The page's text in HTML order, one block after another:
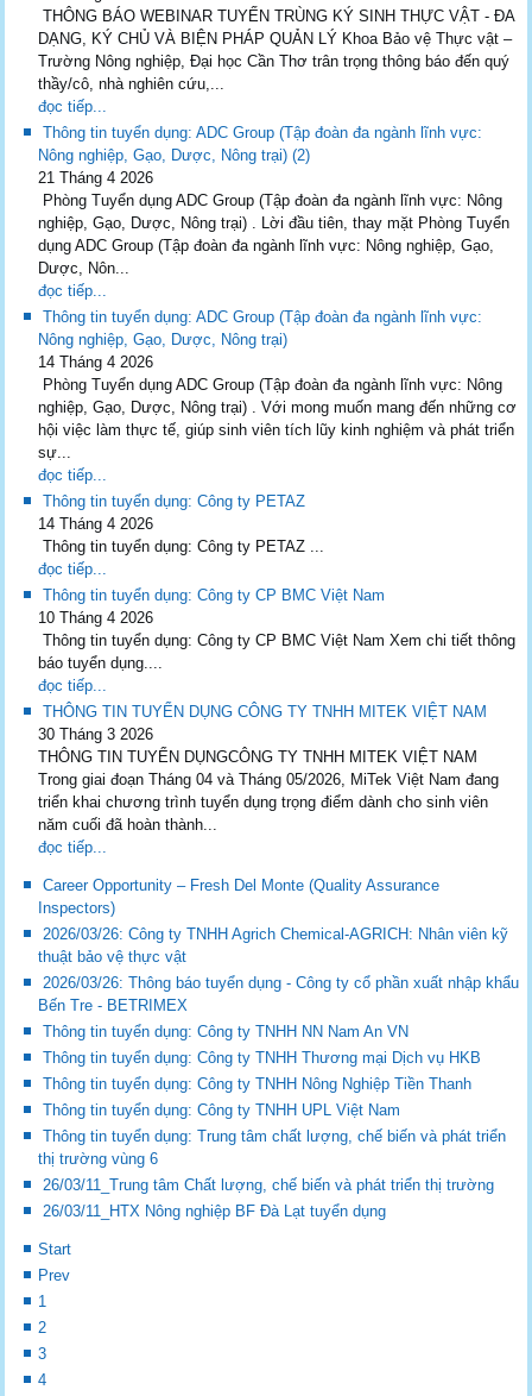
THÔNG BÁO WEBINAR TUYẾN TRÙNG KÝ SINH THỰC VẬT - ĐA
DẠNG, KÝ CHỦ VÀ BIỆN PHÁP QUẢN LÝ Khoa Bảo vệ Thực vật –
Trường Nông nghiệp, Đại học Cần Thơ trân trọng thông báo đến quý
thầy/cô, nhà nghiên cứu,...
đọc tiếp...
Thông tin tuyển dụng: ADC Group (Tập đoàn đa ngành lĩnh vực:
Nông nghiệp, Gạo, Dược, Nông trại) (2)
21 Tháng 4 2026
Phòng Tuyển dụng ADC Group (Tập đoàn đa ngành lĩnh vực: Nông
nghiệp, Gạo, Dược, Nông trại) . Lời đầu tiên, thay mặt Phòng Tuyển
dụng ADC Group (Tập đoàn đa ngành lĩnh vực: Nông nghiệp, Gạo,
Dược, Nôn...
đọc tiếp...
Thông tin tuyển dụng: ADC Group (Tập đoàn đa ngành lĩnh vực:
Nông nghiệp, Gạo, Dược, Nông trại)
14 Tháng 4 2026
Phòng Tuyển dụng ADC Group (Tập đoàn đa ngành lĩnh vực: Nông
nghiệp, Gạo, Dược, Nông trại) . Với mong muốn mang đến những cơ
hội việc làm thực tế, giúp sinh viên tích lũy kinh nghiệm và phát triển
sự...
đọc tiếp...
Thông tin tuyển dụng: Công ty PETAZ
14 Tháng 4 2026
Thông tin tuyển dụng: Công ty PETAZ ...
đọc tiếp...
Thông tin tuyển dụng: Công ty CP BMC Việt Nam
10 Tháng 4 2026
Thông tin tuyển dụng: Công ty CP BMC Việt Nam Xem chi tiết thông
báo tuyển dụng....
đọc tiếp...
THÔNG TIN TUYỂN DỤNG CÔNG TY TNHH MITEK VIỆT NAM
30 Tháng 3 2026
THÔNG TIN TUYỂN DỤNGCÔNG TY TNHH MITEK VIỆT NAM
Trong giai đoạn Tháng 04 và Tháng 05/2026, MiTek Việt Nam đang
triển khai chương trình tuyển dụng trọng điểm dành cho sinh viên
năm cuối đã hoàn thành...
đọc tiếp...
Career Opportunity – Fresh Del Monte (Quality Assurance
Inspectors)
2026/03/26: Công ty TNHH Agrich Chemical-AGRICH: Nhân viên kỹ
thuật bảo vệ thực vật
2026/03/26: Thông báo tuyển dụng - Công ty cổ phần xuất nhập khẩu
Bến Tre - BETRIMEX
Thông tin tuyển dụng: Công ty TNHH NN Nam An VN
Thông tin tuyển dụng: Công ty TNHH Thương mại Dịch vụ HKB
Thông tin tuyển dụng: Công ty TNHH Nông Nghiệp Tiền Thanh
Thông tin tuyển dụng: Công ty TNHH UPL Việt Nam
Thông tin tuyển dụng: Trung tâm chất lượng, chế biến và phát triển
thị trường vùng 6
26/03/11_Trung tâm Chất lượng, chế biến và phát triển thị trường
26/03/11_HTX Nông nghiệp BF Đà Lạt tuyển dụng
Start
Prev
1
2
3
4